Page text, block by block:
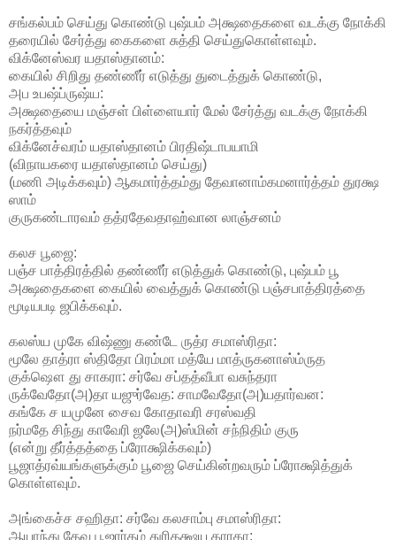
சங்கல்பம் செய்து கொண்டு புஷ்பம் அக்ஷதைகளை வடக்கு நோக்கி
தரையில் சேர்த்து கைகளை சுத்தி செய்துகொள்ளவும்.
விக்னேஸ்வர யதாஸ்தானம்:
கையில் சிறிது தண்ணீர் எடுத்து துடைத்துக் கொண்டு,
அப உபஷ்ப்ருஷ்ய:
அக்ஷதையை மஞ்சள் பிள்ளையார் மேல் சேர்த்து வடக்கு நோக்கி
நகர்த்தவும்
விக்னேச்வரம் யதாஸ்தானம் பிரதிஷ்டாபயாமி
(விநாயகரை யதாஸ்தானம் செய்து)
(மணி அடிக்கவும்) ஆகமார்த்தம்து தேவானாம்கமனார்த்தம் துரக்ஷ
ஸாம்
குருகண்டாரவம் தத்ரதேவதாஹ்வான லாஞ்சனம்
கலச பூஜை:
பஞ்ச பாத்திரத்தில் தண்ணீர் எடுத்துக் கொண்டு, புஷ்பம் பூ
அக்ஷதைகளை கையில் வைத்துக் கொண்டு பஞ்சபாத்திரத்தை
மூடியபடி ஜபிக்கவும்.
கலஸ்ய முகே விஷ்ணு கண்டே ருத்ர சமாஸ்ரிதா:
மூலே தாத்ரா ஸ்திதோ பிரம்மா மத்யே மாத்ருகனாஸ்ம்ருத
குக்ஷௌ து சாகரா: சர்வே சப்தத்வீபா வசுந்தரா
ருக்வேதோ(அ)தா யஜுர்வேத: சாமவேதோ(அ)யதார்வன:
கங்கே ச யமுனே சைவ கோதாவரி சரஸ்வதி
நர்மதே சிந்து காவேரி ஜலே(அ)ஸ்மின் சந்நிதிம் குரு
(என்று தீர்த்தத்தை ப்ரோக்ஷிக்கவும்)
பூஜாத்ரவ்யங்களுக்கும் பூஜை செய்கின்றவரும் ப்ரோக்ஷித்துக்
கொள்ளவும்.
அங்கைச்ச சஹிதா: சர்வே கலசாம்பு சமாஸ்ரிதா:
ஆயாந்து தேவ பூஜார்தம் துரிதக்ஷய காரகா: